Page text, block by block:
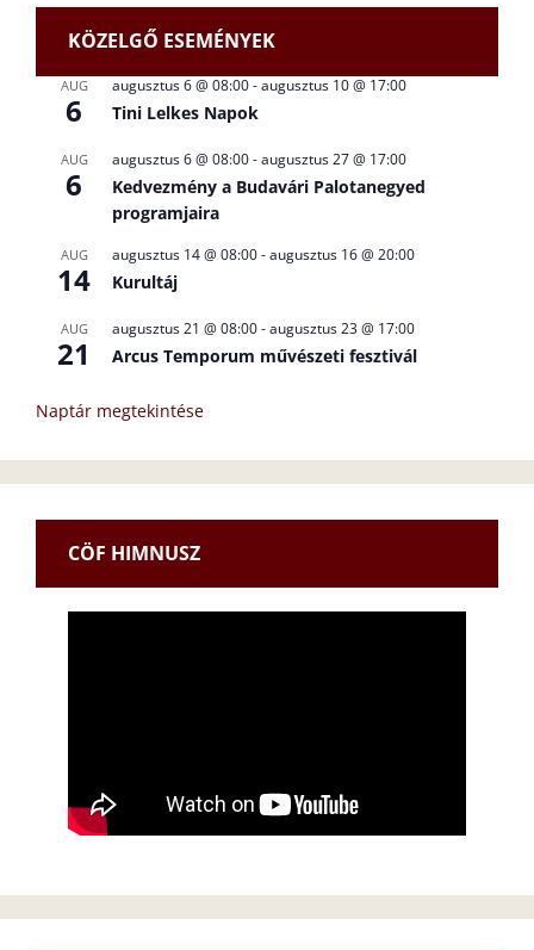
KÖZELGŐ ESEMÉNYEK
AUG
6
augusztus 6 @ 08:00-augusztus 10 @ 17:00
Tini Lelkes Napok
AUG
6
augusztus 6 @ 08:00-augusztus 27 @ 17:00
Kedvezmény a Budavári Palotanegyed
programjaira
AUG
14
augusztus 14 @ 08:00-augusztus 16 @ 20:00
Kurultáj
AUG
21
augusztus 21 @ 08:00-augusztus 23 @ 17:00
Arcus Temporum művészeti fesztivál
Naptár megtekintése
CÖF HIMNUSZ